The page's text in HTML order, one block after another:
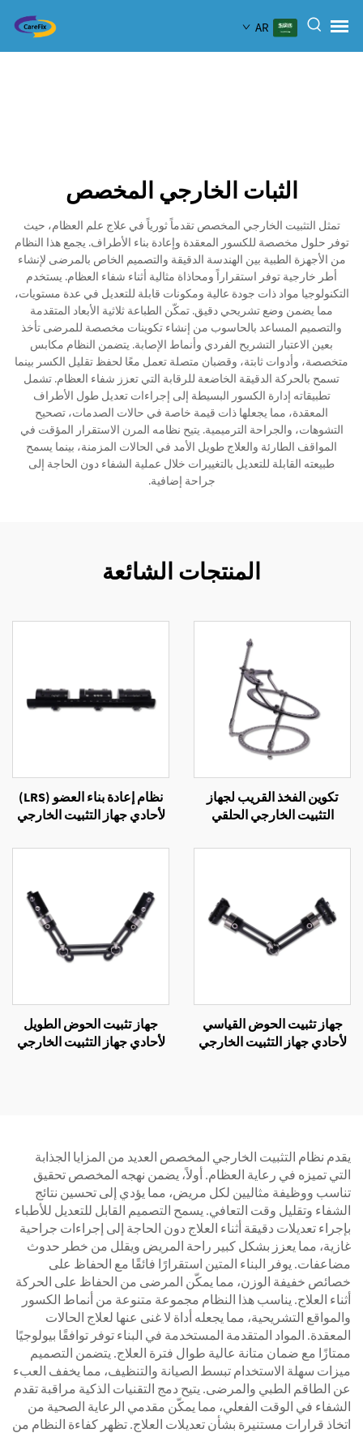
AR
الثبات الخارجي المخصص
تمثل التثبيت الخارجي المخصص تقدماً ثورياً في علاج علم العظام، حيث
توفر حلول مخصصة للكسور المعقدة وإعادة بناء الأطراف. يجمع هذا النظام
من الأجهزة الطبية بين الهندسة الدقيقة والتصميم الخاص بالمرضى لإنشاء
أطر خارجية توفر استقراراً ومحاذاة مثالية أثناء شفاء العظام. يستخدم
التكنولوجيا مواد ذات جودة عالية ومكونات قابلة للتعديل في عدة مستويات،
مما يضمن وضع تشريحي دقيق. تمكّن الطباعة ثلاثية الأبعاد المتقدمة
والتصميم المساعد بالحاسوب من إنشاء تكوينات مخصصة للمرضى تأخذ
بعين الاعتبار التشريح الفردي وأنماط الإصابة. يتضمن النظام مكابس
متخصصة، وأدوات ثابتة، وقضبان متصلة تعمل معًا لحفظ تقليل الكسر بينما
تسمح بالحركة الدقيقة الخاضعة للرقابة التي تعزز شفاء العظام. تشمل
تطبيقاته إدارة الكسور البسيطة إلى إجراءات تعديل طول الأطراف
المعقدة، مما يجعلها ذات قيمة خاصة في حالات الصدمات، تصحيح
التشوهات، والجراحة الترميمية. يتيح نظامه المرن الاستقرار المؤقت في
المواقف الطارئة والعلاج طويل الأمد في الحالات المزمنة، بينما يسمح
طبيعته القابلة للتعديل بالتغييرات خلال عملية الشفاء دون الحاجة إلى
جراحة إضافية.
المنتجات الشائعة
تكوين الفخذ القريب لجهاز
التثبيت الخارجي الحلقي
نظام إعادة بناء العضو (LRS)
لأحادي جهاز التثبيت الخارجي
جهاز تثبيت الحوض القياسي
لأحادي جهاز التثبيت الخارجي
جهاز تثبيت الحوض الطويل
لأحادي جهاز التثبيت الخارجي
يقدم نظام التثبيت الخارجي المخصص العديد من المزايا الجذابة
التي تميزه في رعاية العظام. أولاً، يضمن نهجه المخصص تحقيق
تناسب ووظيفة مثاليين لكل مريض، مما يؤدي إلى تحسين نتائج
الشفاء وتقليل وقت التعافي. يسمح التصميم القابل للتعديل للأطباء
بإجراء تعديلات دقيقة أثناء العلاج دون الحاجة إلى إجراءات جراحية
غازية، مما يعزز بشكل كبير راحة المريض ويقلل من خطر حدوث
مضاعفات. يوفر البناء المتين استقرارًا فائقًا مع الحفاظ على
خصائص خفيفة الوزن، مما يمكّن المرضى من الحفاظ على الحركة
أثناء العلاج. يناسب هذا النظام مجموعة متنوعة من أنماط الكسور
والمواقع التشريحية، مما يجعله أداة لا غنى عنها لعلاج الحالات
المعقدة. المواد المتقدمة المستخدمة في البناء توفر توافقًا بيولوجيًا
ممتازًا مع ضمان متانة عالية طوال فترة العلاج. يتضمن التصميم
ميزات سهلة الاستخدام تبسط الصيانة والتنظيف، مما يخفف العبء
عن الطاقم الطبي والمرضى. يتيح دمج التقنيات الذكية مراقبة تقدم
الشفاء في الوقت الفعلي، مما يمكّن مقدمي الرعاية الصحية من
اتخاذ قرارات مستنيرة بشأن تعديلات العلاج. تظهر كفاءة النظام من